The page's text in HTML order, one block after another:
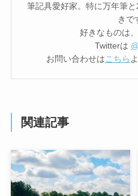
筆記具愛好家。特に万年筆
きで
好きなものは
Twitterは
お問い合わせはこちら
関連記事